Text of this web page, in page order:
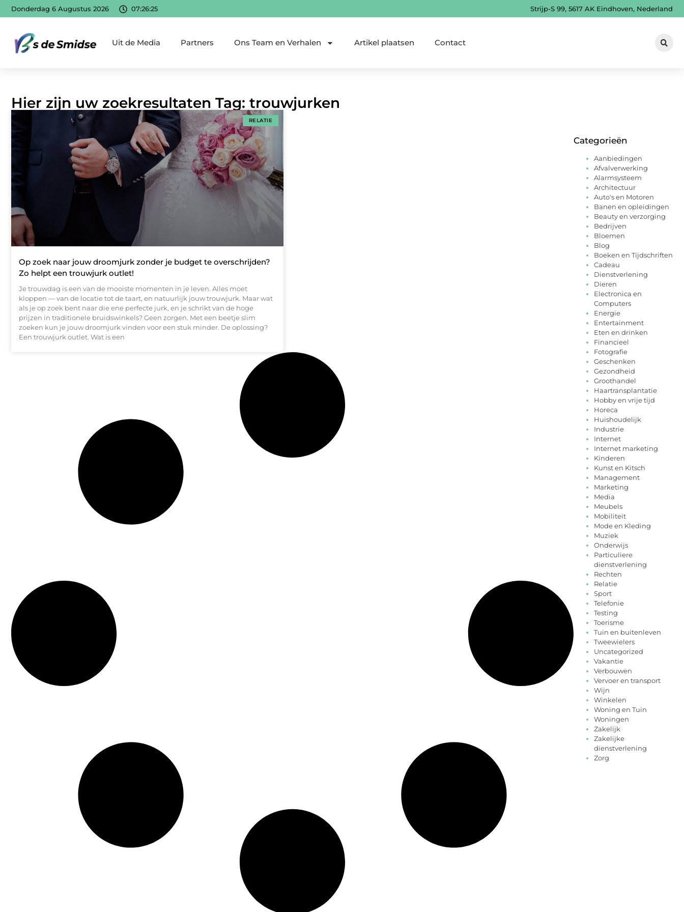
Donderdag 6 Augustus 2026 07:26:26 Strijp-S 99, 5617 AK Eindhoven, Nederland
Uit de Media Partners Ons Team en Verhalen Artikel plaatsen Contact
Hier zijn uw zoekresultaten Tag: trouwjurken
RELATIE
Op zoek naar jouw droomjurk zonder je budget te overschrijden?
Zo helpt een trouwjurk outlet!
Je trouwdag is een van de mooiste momenten in je leven. Alles moet
kloppen — van de locatie tot de taart, en natuurlijk jouw trouwjurk. Maar wat
als je op zoek bent naar die ene perfecte jurk, en je schrikt van de hoge
prijzen in traditionele bruidswinkels? Geen zorgen. Met een beetje slim
zoeken kun je jouw droomjurk vinden voor een stuk minder. De oplossing?
Een trouwjurk outlet. Wat is een
Categorieën
Aanbiedingen
Afvalverwerking
Alarmsysteem
Architectuur
Auto's en Motoren
Banen en opleidingen
Beauty en verzorging
Bedrijven
Bloemen
Blog
Boeken en Tijdschriften
Cadeau
Dienstverlening
Dieren
Electronica en
Computers
Energie
Entertainment
Eten en drinken
Financieel
Fotografie
Geschenken
Gezondheid
Groothandel
Haartransplantatie
Hobby en vrije tijd
Horeca
Huishoudelijk
Industrie
Internet
Internet marketing
Kinderen
Kunst en Kitsch
Management
Marketing
Media
Meubels
Mobiliteit
Mode en Kleding
Muziek
Onderwijs
Particuliere
dienstverlening
Rechten
Relatie
Sport
Telefonie
Testing
Toerisme
Tuin en buitenleven
Tweewielers
Uncategorized
Vakantie
Verbouwen
Vervoer en transport
Wijn
Winkelen
Woning en Tuin
Woningen
Zakelijk
Zakelijke
dienstverlening
Zorg